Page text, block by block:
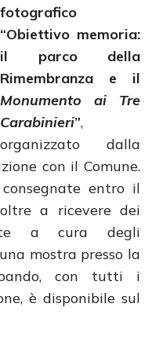
fotografico
“Obiettivo memoria:
il parco della
Rimembranza e il
Monumento ai Tre
Carabinieri”,
organizzato dalla
con il Comune.
entro il
a ricevere dei
a cura degli
mostra presso la
con tutti i
è disponibile sul